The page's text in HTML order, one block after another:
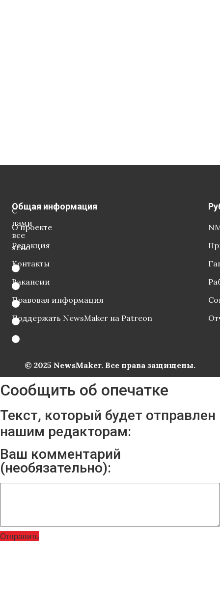
С
нами
все
ясно
Общая информация
О проекте
Редакция
Контакты
Вакансии
Правовая информация
Поддержать NewsMaker на Patreon
© 2025 NewsMaker. Все права защищены.
Сообщить об опечатке
Текст, который будет отправлен
нашим редакторам:
Ваш комментарий
(необязательно):
Отправить